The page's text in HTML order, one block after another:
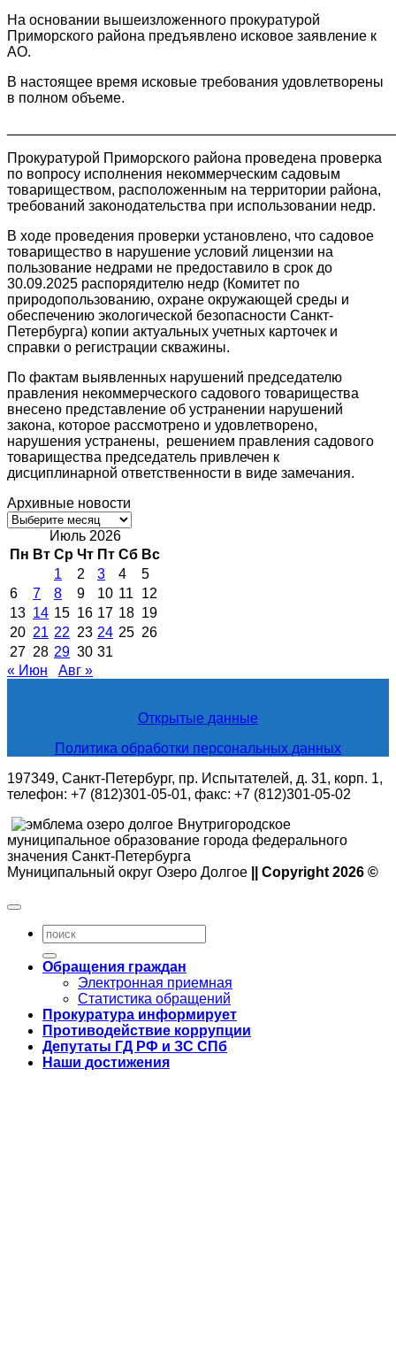
На основании вышеизложенного прокуратурой
Приморского района предъявлено исковое заявление к
АО.
В настоящее время исковые требования удовлетворены
в полном объеме.
Прокуратурой Приморского района проведена проверка
по вопросу исполнения некоммерческим садовым
товариществом, расположенным на территории района,
требований законодательства при использовании недр.
В ходе проведения проверки установлено, что садовое
товарищество в нарушение условий лицензии на
пользование недрами не предоставило в срок до
30.09.2025 распорядителю недр (Комитет по
природопользованию, охране окружающей среды и
обеспечению экологической безопасности Санкт-
Петербурга) копии актуальных учетных карточек и
справки о регистрации скважины.
По фактам выявленных нарушений председателю
правления некоммерческого садового товарищества
внесено представление об устранении нарушений
закона, которое рассмотрено и удовлетворено,
нарушения устранены, решением правления садового
товарищества председатель привлечен к
дисциплинарной ответственности в виде замечания.
Архивные новости
Архивные
новостиИюль 2026
Пн Вт Ср Чт Пт Сб Вс
1
2 3 4
5
6
7 8 9 10 11
12
13 14 15 16 17 18 19
20 21 22 23 24 25 26
27 28 29 30 31
« Июн
Авг »
Открытые данные
Политика обработки персональных данных
197349, Санкт-Петербург, пр. Испытателей, д. 31, корп. 1,
телефон: +7 (812)301-05-01, факс: +7 (812)301-05-02
Внутригородское
муниципальное образование города федерального
значения Санкт-Петербурга
Муниципальный округ Озеро Долгое
|| Copyright 2026 ©
Обращения граждан
Электронная приемная
Статистика обращений
Прокуратура информирует
Противодействие коррупции
Депутаты ГД РФ и ЗС СПб
Наши достижения